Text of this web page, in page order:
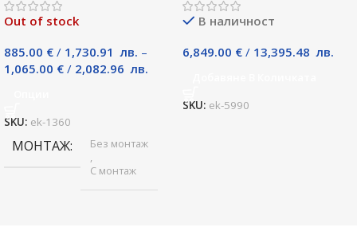
Out of stock
885.00 € / 1,730.91 лв. –
1,065.00 € / 2,082.96 лв.
SKU: ek-1360
МОНТАЖ
Без монтаж
,
С монтаж
В наличност
6,849.00 € / 13,395.48 лв.
SKU: ek-5990